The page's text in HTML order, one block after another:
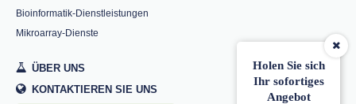
Holen Sie sich
Ihr sofortiges
Angebot
Bioinformatik-Dienstleistungen
Mikroarray-Dienste
ÜBER UNS
KONTAKTIEREN SIE UNS